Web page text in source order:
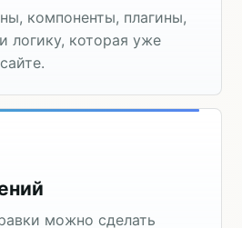
компоненты, плагины,
логику, которая уже
можно сделать